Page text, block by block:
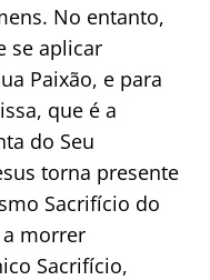
No entanto,
se aplicar
Paixão, e para
que é a
do Seu
torna presente
Sacrifício do
a morrer
Sacrifício,